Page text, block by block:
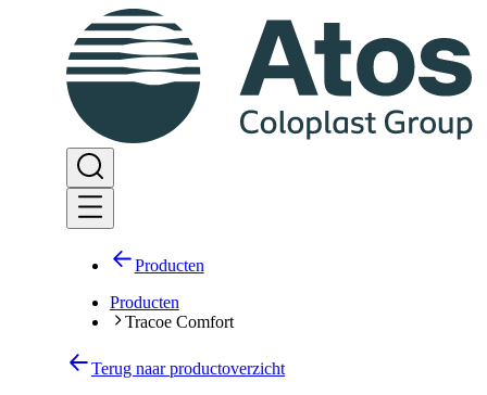
Producten
Producten
Tracoe Comfort
Terug naar productoverzicht